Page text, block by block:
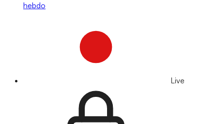
hebdo
Live